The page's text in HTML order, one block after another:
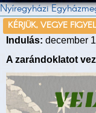
Nyíregyházi
KÉRJÜK, VEGYE
Indulás: december
A zarándoklatot